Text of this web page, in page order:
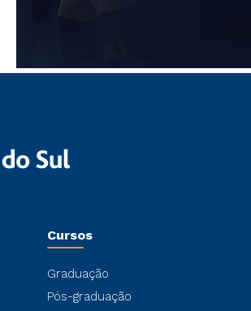
Cursos
Graduação
Pós-graduação